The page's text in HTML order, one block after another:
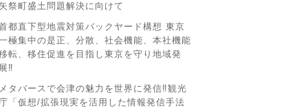
祭町盛土問題解決に向けて
都直下型地震対策バックヤード構想 東京
極集中の是正、分散、社会機能、本社機能
転、移住促進を目指し東京を守り地域発
‼
タバースで会津の魅力を世界に発信‼観光
「仮想/拡張現実を活用した情報発信手法